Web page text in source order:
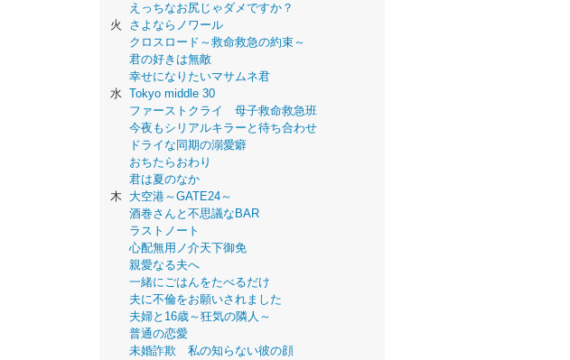
えっちなお尻じゃダメですか？
火
さよならノワール
クロスロード～救命救急の約束～
君の好きは無敵
幸せになりたいマサムネ君
水 Tokyo middle 30
ファーストクライ 母子救命救急班
今夜もシリアルキラーと待ち合わせ
ドライな同期の溺愛癖
おちたらおわり
君は夏のなか
木
大空港～GATE24～
酒巻さんと不思議なBAR
ラストノート
心配無用ノ介天下御免
親愛なる夫へ
一緒にごはんをたべるだけ
夫に不倫をお願いされました
夫婦と16歳～狂気の隣人～
普通の恋愛
未婚詐欺 私の知らない彼の顔